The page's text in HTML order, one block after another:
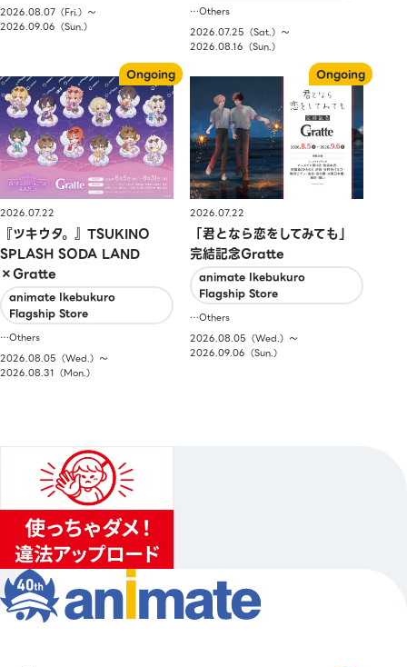
2026.08.07（Fri.）〜
2026.09.06（Sun.）
…Others
2026.07.25（Sat.）〜
2026.08.16（Sun.）
2026.07.22
『ツキウタ。』TSUKINO
SPLASH SODA LAND
×Gratte
animate Ikebukuro
Flagship Store
…Others
2026.08.05（Wed.）〜
2026.08.31（Mon.）
2026.07.22
「君となら恋をしてみても」
完結記念Gratte
animate Ikebukuro
Flagship Store
…Others
2026.08.05（Wed.）〜
2026.09.06（Sun.）